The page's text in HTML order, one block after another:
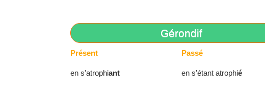
Gérondif
Présent
en s'atrophiant
Passé
en s'étant atrophié